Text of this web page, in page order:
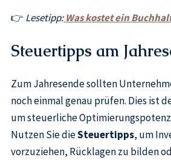
👉 Lesetipp: Was kostet ein
Steuertipps am
Zum Jahresende sollten
noch einmal genau prüfen. Dies ist
um steuerliche
Nutzen Sie dieSteuertipps, um
vorzuziehen, Rücklagen zu bilden